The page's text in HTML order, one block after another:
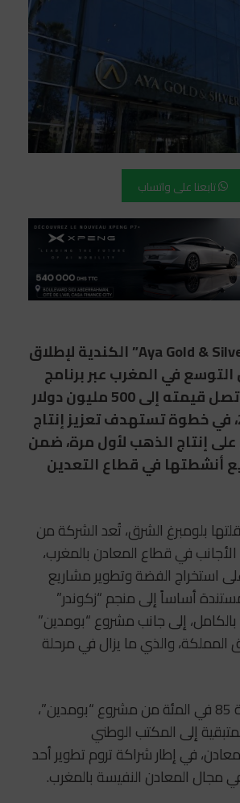
تابعنا على واتساب
تستعد شركة “Aya Gold & Silver” الكندية لإطلاق
في المغرب عبر برنامج
استثماري ضخم تصل قيمته إلى 500 مليون دولار
بحلول سنة 2030، في خطوة تستهدف تعزيز إنتاج
على إنتاج الذهب لأول مرة، ضمن
أنشطتها في قطاع التعدين
بلومبرغ الشرق، تُعد الشركة من
الأجانب في قطاع المعادن بالمغرب،
استخراج الفضة وتطوير مشاريع
أساساً إلى منجم “زكوندر”
إلى جانب مشروع “بومدين”
والذي ما يزال في مرحلة
وتملك الشركة حصة 85 في المئة من مشروع “بومدين”،
إلى المكتب الوطني
في إطار شراكة تروم تطوير أحد
مجال المعادن النفيسة بالمغرب.